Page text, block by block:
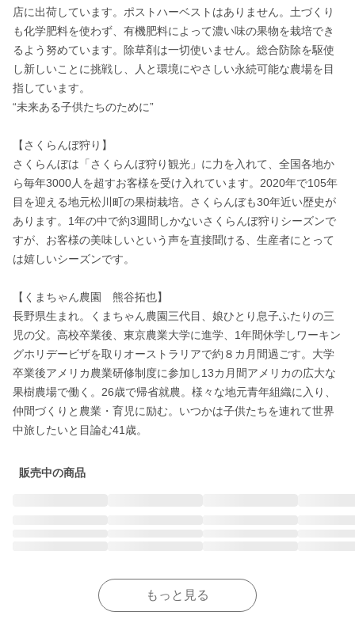
店に出荷しています。ポストハーベストはありません。土づくり
も化学肥料を使わず、有機肥料によって濃い味の果物を栽培でき
るよう努めています。除草剤は一切使いません。総合防除を駆使
し新しいことに挑戦し、人と環境にやさしい永続可能な農場を目
指しています。
“未来ある子供たちのために”
【さくらんぼ狩り】
さくらんぼは「さくらんぼ狩り観光」に力を入れて、全国各地か
ら毎年3000人を超すお客様を受け入れています。2020年で105年
目を迎える地元松川町の果樹栽培。さくらんぼも30年近い歴史が
あります。1年の中で約3週間しかないさくらんぼ狩りシーズンで
すが、お客様の美味しいという声を直接聞ける、生産者にとって
は嬉しいシーズンです。
【くまちゃん農園　熊谷拓也】
長野県生まれ。くまちゃん農園三代目、娘ひとり息子ふたりの三
児の父。高校卒業後、東京農業大学に進学、1年間休学しワーキン
グホリデービザを取りオーストラリアで約８カ月間過ごす。大学
卒業後アメリカ農業研修制度に参加し13カ月間アメリカの広大な
果樹農場で働く。26歳で帰省就農。様々な地元青年組織に入り、
仲間づくりと農業・育児に励む。いつかは子供たちを連れて世界
中旅したいと目論む41歳。
販売中の商品
もっと見る